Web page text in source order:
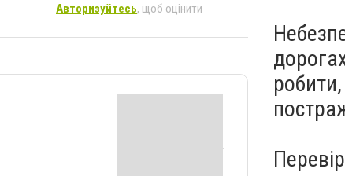
Авторизуйтесь, щоб оцінити